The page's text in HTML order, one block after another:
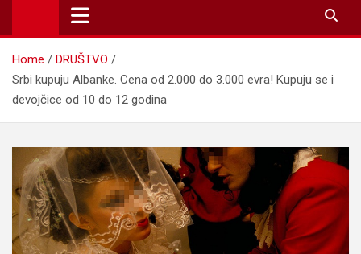
Home
DRUŠTVO
Srbi kupuju Albanke. Cena od 2.000 do 3.000 evra! Kupuju se i
devojčice od 10 do 12 godina